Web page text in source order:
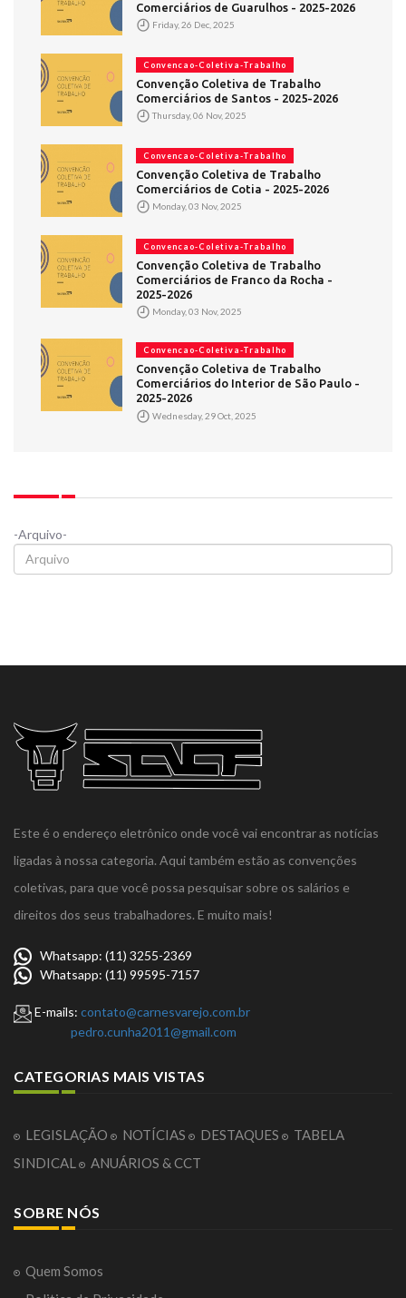
Comerciários de Guarulhos - 2025-2026
Friday, 26 Dec, 2025
Convencao-Coletiva-Trabalho
Convenção Coletiva de Trabalho
Comerciários de Santos - 2025-2026
Thursday, 06 Nov, 2025
Convencao-Coletiva-Trabalho
Convenção Coletiva de Trabalho
Comerciários de Cotia - 2025-2026
Monday, 03 Nov, 2025
Convencao-Coletiva-Trabalho
Convenção Coletiva de Trabalho
Comerciários de Franco da Rocha -
2025-2026
Monday, 03 Nov, 2025
Convencao-Coletiva-Trabalho
Convenção Coletiva de Trabalho
Comerciários do Interior de São Paulo -
2025-2026
Wednesday, 29 Oct, 2025
-Arquivo-
Este é o endereço eletrônico onde você vai encontrar as notícias
ligadas à nossa categoria. Aqui também estão as convenções
coletivas, para que você possa pesquisar sobre os salários e
direitos dos seus trabalhadores. E muito mais!
Whatsapp: (11) 3255-2369
Whatsapp: (11) 99595-7157
E-mails: contato@carnesvarejo.com.br
pedro.cunha2011@gmail.com
CATEGORIAS MAIS VISTAS
LEGISLAÇÃO NOTÍCIAS DESTAQUES
TABELA
SINDICAL
ANUÁRIOS & CCT
SOBRE NÓS
Quem Somos